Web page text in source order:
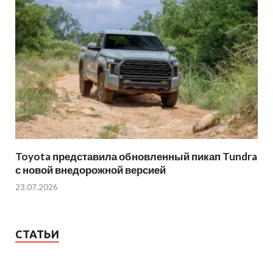
Toyota представила обновленный пикап Tundra
с новой внедорожной версией
23.07.2026
СТАТЬИ